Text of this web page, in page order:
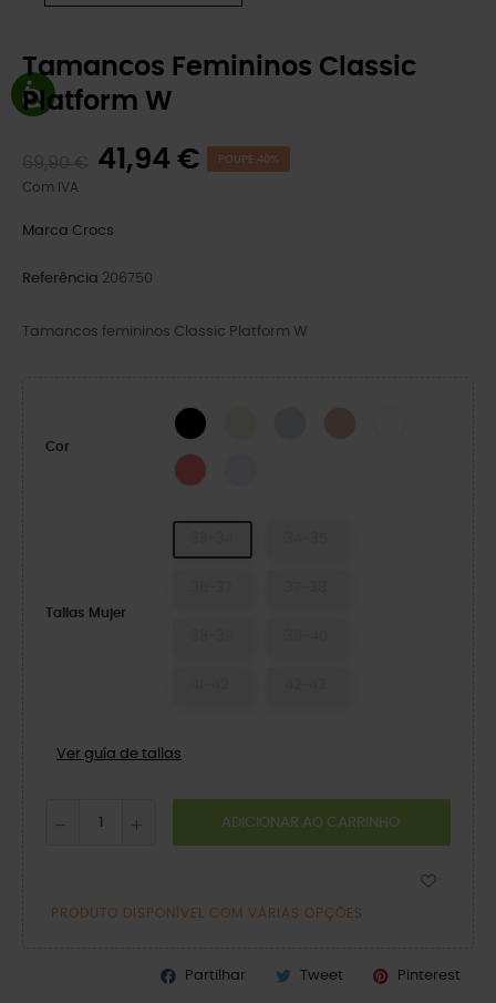
Tamancos Femininos Classic
Platform W
41,94 € POUPE 40%
Com IVA
Marca Crocs
Referência 206750
Tamancos femininos Classic Platform W
Cor
BLACK
Guava
Tallas Mujer
Ver guía de tallas
ADICIONAR AO CARRINHO
PRODUTO DISPONÍVEL COM VÁRIAS OPÇÕES
Partilhar Tweet Pinterest